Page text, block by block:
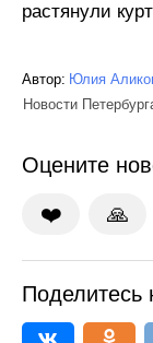
растянули
Автор: Юлия
Новости
Оцените
❤️ 🙏
Поделитесь